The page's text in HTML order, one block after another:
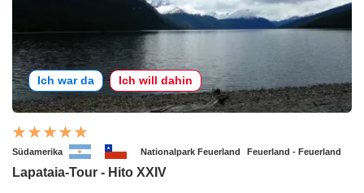
Ich war da Ich will dahin
Südamerika Nationalpark Feuerland Feuerland - Feuerland
Lapataia-Tour - Hito XXIV